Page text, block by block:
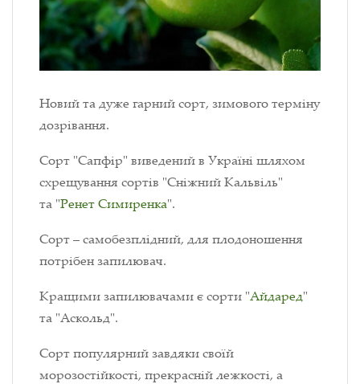
Новий та дуже гарний сорт, зимового терміну
дозрівання.
Сорт "Сапфір" виведений в Україні шляхом
схрещування сортів "Сніжний Кальвіль"
та "Ренет Симиренка".
Сорт – самобезплідний, для плодоношення
потрібен запилювач.
Кращими запилювачами є сорти "Айдаред"
та "Аскольд".
Сорт популярний завдяки своїй
морозостійкості, прекрасній лежкості, а